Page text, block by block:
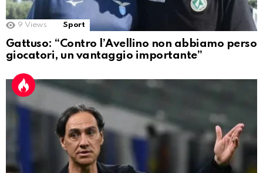
9 Views Sport
Gattuso: “Contro l’Avellino non abbiamo perso
giocatori, un vantaggio importante”